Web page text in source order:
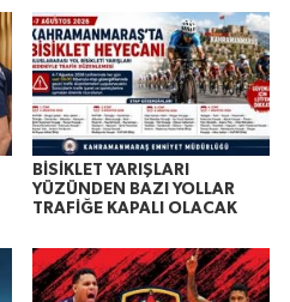
BİSİKLET YARIŞLARI
YÜZÜNDEN BAZI YOLLAR
TRAFİĞE KAPALI OLACAK